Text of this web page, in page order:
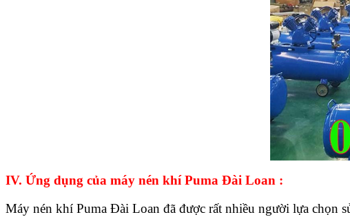
IV. Ứng dụng của máy nén khí Puma Đài Loan :
Máy nén khí Puma Đài Loan đã được rất nhiều người lựa chọn